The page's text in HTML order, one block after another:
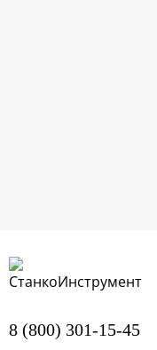
8 (800) 301-15-45